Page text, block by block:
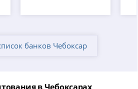
банков Чебоксар